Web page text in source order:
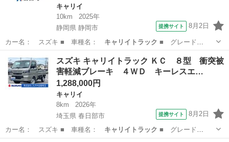
キャリイ
10km
2025年
静岡県 静岡市
提携サイト 8月2日
カー名： スズキ ■ 車種名： キャリイトラック ■ グレード
名： ＫＣエアコン…キャリイ
スズキ キャリイトラック ＫＣ ８型 衝突被
害軽減ブレーキ ４ＷＤ キーレスエ…
1,288,000円
キャリイ
8km
2026年
埼玉県 春日部市
提携サイト 8月2日
カー名： スズキ ■ 車種名： キャリイトラック ■ グレード
名： ＫＣ ８型 …